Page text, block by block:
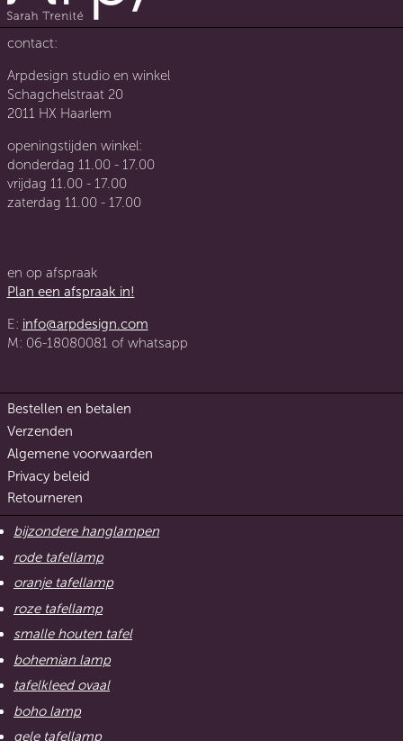
contact:
Arpdesign studio en winkel
Schagchelstraat 20
2011 HX Haarlem
openingstijden winkel:
donderdag 11.00 - 17.00
vrijdag 11.00 - 17.00
zaterdag 11.00 - 17.00
en op afspraak
Plan een afspraak in!
E: info@arpdesign.com
M: 06-18080081 of whatsapp
Bestellen en betalen
Verzenden
Algemene voorwaarden
Privacy beleid
Retourneren
bijzondere hanglampen
rode tafellamp
oranje tafellamp
roze tafellamp
smalle houten tafel
bohemian lamp
tafelkleed ovaal
boho lamp
gele tafellamp